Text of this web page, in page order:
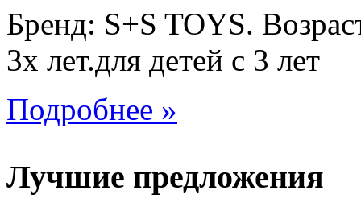
Бренд: S+S TOYS.
3х лет.для детей с 3 лет
Подробнее »
Лучшие предложения